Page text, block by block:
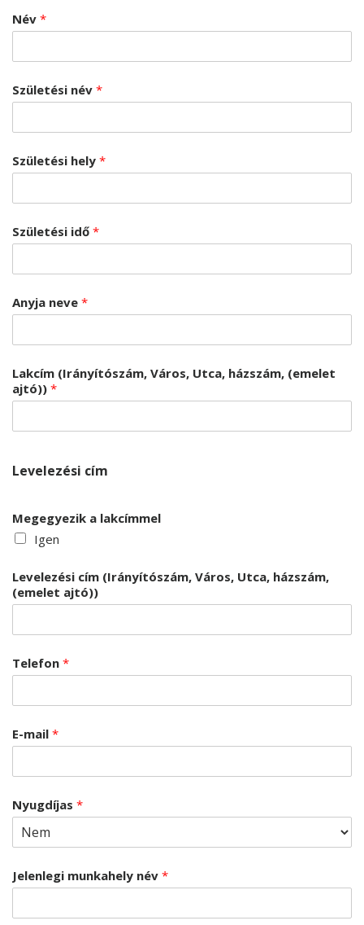
Név *
Születési név *
Születési hely *
Születési idő *
Anyja neve *
Lakcím (Irányítószám, Város, Utca, házszám, (emelet
ajtó)) *
Levelezési cím
Megegyezik a lakcímmel
Igen
Levelezési cím (Irányítószám, Város, Utca, házszám,
(emelet ajtó))
Telefon *
E-mail *
Nyugdíjas *
Jelenlegi munkahely név *